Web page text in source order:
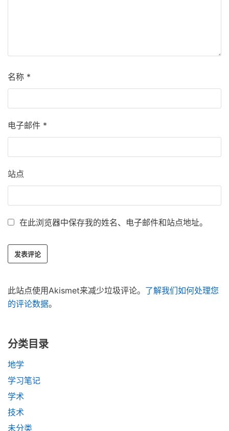
名称 *
电子邮件 *
站点
在此浏览器中保存我的姓名、电子邮件和站点地址。
此站点使用Akismet来减少垃圾评论。 了解我们如何处理您
的评论数据。
分类目录
地学
学习笔记
学术
技术
未分类